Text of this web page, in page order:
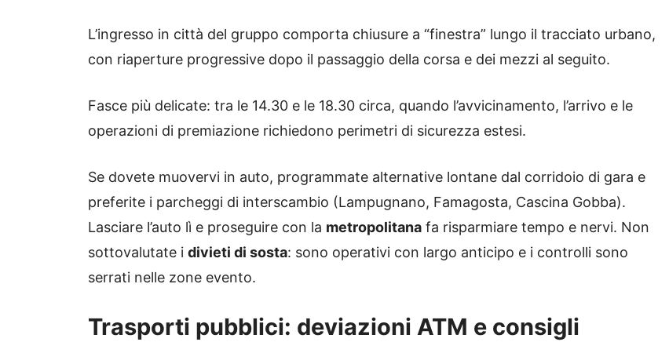
L’ingresso in città del gruppo comporta chiusure a “finestra” lungo il tracciato urbano,
con riaperture progressive dopo il passaggio della corsa e dei mezzi al seguito.
Fasce più delicate: tra le 14.30 e le 18.30 circa, quando l’avvicinamento, l’arrivo e le
operazioni di premiazione richiedono perimetri di sicurezza estesi.
Se dovete muovervi in auto, programmate alternative lontane dal corridoio di gara e
preferite i parcheggi di interscambio (Lampugnano, Famagosta, Cascina Gobba).
Lasciare l’auto lì e proseguire con la metropolitana fa risparmiare tempo e nervi. Non
sottovalutate i divieti di sosta: sono operativi con largo anticipo e i controlli sono
serrati nelle zone evento.
Trasporti pubblici: deviazioni ATM e consigli